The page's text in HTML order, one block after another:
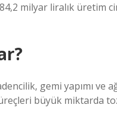
milyar liralık üretim
gemi yapımı ve
büyük miktarda